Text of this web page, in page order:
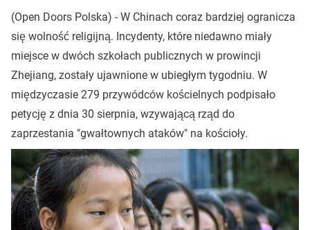
(Open Doors Polska) - W Chinach coraz bardziej ogranicza
się wolność religijną. Incydenty, które niedawno miały
miejsce w dwóch szkołach publicznych w prowincji
Zhejiang, zostały ujawnione w ubiegłym tygodniu. W
międzyczasie 279 przywódców kościelnych podpisało
petycję z dnia 30 sierpnia, wzywającą rząd do
zaprzestania "gwałtownych ataków" na kościoły.